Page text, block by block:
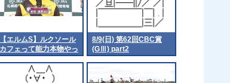
【エルムS】ルクソール
カフェって能力本物やっ
たんやなって 他
8/9(日) 第62回CBC賞
(GⅢ) part2